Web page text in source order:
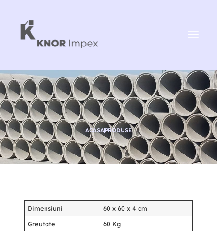
ACASAPRODUSE
Dimensiuni
60 x 60 x 4 cm
Greutate
60 Kg